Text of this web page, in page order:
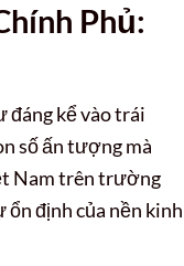
Phủ:
đáng kể vào trái
số ấn tượng mà
Nam trên trường
ổn định của nền kinh